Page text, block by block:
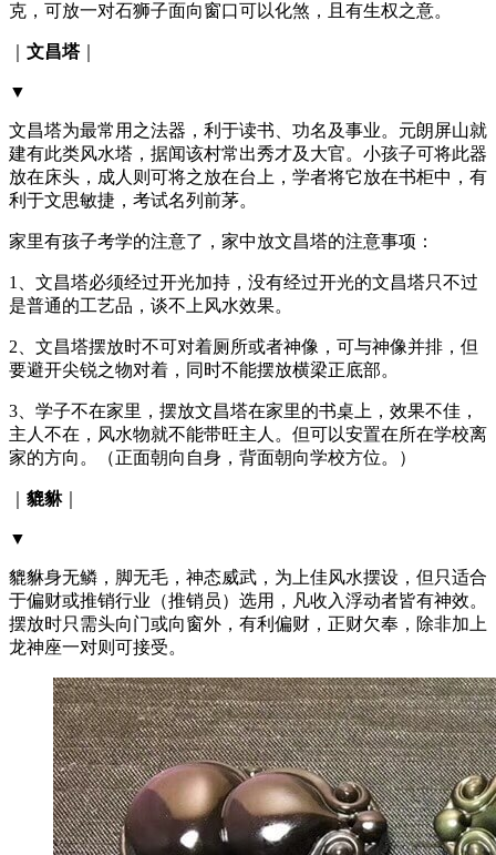
克，可放一对石狮子面向窗口可以化煞，且有生权之意。
文昌塔｜
▼
文昌塔为最常用之法器，利于读书、功名及事业。元朗屏山就
建有此类风水塔，据闻该村常出秀才及大官。小孩子可将此器
放在床头，成人则可将之放在台上，学者将它放在书柜中，有
利于文思敏捷，考试名列前茅。
家里有孩子考学的注意了，家中放文昌塔的注意事项：
1、文昌塔必须经过开光加持，没有经过开光的文昌塔只不过
是普通的工艺品，谈不上风水效果。
2、文昌塔摆放时不可对着厕所或者神像，可与神像并排，但
要避开尖锐之物对着，同时不能摆放横梁正底部。
3、学子不在家里，摆放文昌塔在家里的书桌上，效果不佳，
主人不在，风水物就不能带旺主人。但可以安置在所在学校离
家的方向。（正面朝向自身，背面朝向学校方位。）
貔貅｜
▼
貔貅身无鳞，脚无毛，神态威武，为上佳风水摆设，但只适合
于偏财或推销行业（推销员）选用，凡收入浮动者皆有神效。
摆放时只需头向门或向窗外，有利偏财，正财欠奉，除非加上
龙神座一对则可接受。